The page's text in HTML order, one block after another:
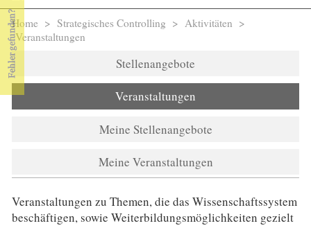
Sie sind hier
Home > Strategisches Controlling > Aktivitäten >
Veranstaltungen
Stellenangebote
Veranstaltungen
Meine Stellenangebote
Meine Veranstaltungen
Veranstaltungen zu Themen, die das Wissenschaftssystem
beschäftigen, sowie Weiterbildungsmöglichkeiten gezielt